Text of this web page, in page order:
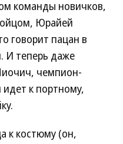
команды новичков,
Юрайей
говорит пацан в
И теперь даже
чемпион-
к портному,
к костюму (он,